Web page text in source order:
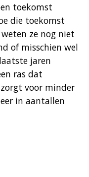
toekomst
die toekomst
ze nog niet
of misschien wel
jaren
ras dat
voor minder
in aantallen